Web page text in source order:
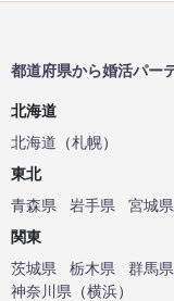
都道府県から婚活パー
北海道
北海道 （札幌）
東北
青森県
岩手県 宮城県
関東
茨城県
栃木県 群馬県
神奈川県 （横浜）